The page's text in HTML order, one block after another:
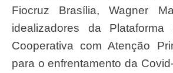
Fiocruz Brasília, Wagner
idealizadores da Plataforma
Cooperativa com Atenção
para o enfrentamento da